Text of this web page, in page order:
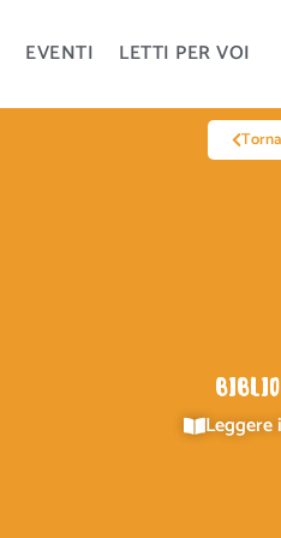
EVENTI LETTI PER VOI